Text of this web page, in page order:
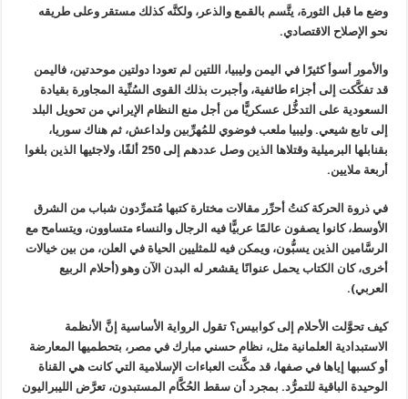
وضع ما قبل الثورة، يتَّسم بالقمع والذعر، ولكنَّه كذلك مستقر وعلى طريقه
نحو الإصلاح الاقتصادي.
والأمور أسوأ كثيرًا في اليمن وليبيا، اللتين لم تعودا دولتين موحدتين، فاليمن
قد تفكَّكت إلى أجزاء طائفية، وأجبرت بذلك القوى السُنِّية المجاورة بقيادة
السعودية على التدخُّل عسكريًّا من أجل منع النظام الإيراني من تحويل البلد
إلى تابع شيعي. وليبيا ملعب فوضوي للمُهرِّبين ولداعش، ثم هناك سوريا،
بقنابلها البرميلية وقتلاها الذين وصل عددهم إلى 250 ألفًا، ولاجئيها الذين بلغوا
أربعة ملايين.
في ذروة الحركة كنتُ أحرِّر مقالات مختارة كتبها مُتمرِّدون شباب من الشرق
الأوسط، كانوا يصفون عالمًا عربيًّا فيه الرجال والنساء متساوون، ويتسامح مع
الرسَّامين الذين يسبُّون، ويمكن فيه للمثليين الحياة في العلن، من بين خيالات
أخرى، كان الكتاب يحمل عنوانًا يقشعر له البدن الآن وهو (أحلام الربيع
العربي).
كيف تحوَّلت الأحلام إلى كوابيس؟ تقول الرواية الأساسية إنَّ الأنظمة
الاستبدادية العلمانية مثل، نظام حسني مبارك في مصر، بتحطميها المعارضة
أو كسبها إياها في صفها، قد مكَّنت العباءات الإسلامية التي كانت هي القناة
الوحيدة الباقية للتمرُّد. بمجرد أن سقط الحُكَّام المستبدون، تعرَّض الليبراليون